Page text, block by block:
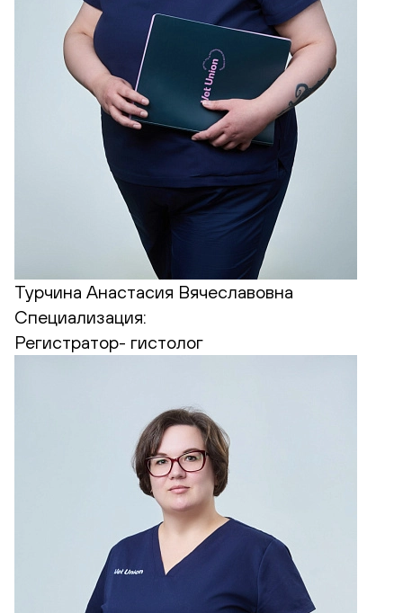
Турчина Анастасия Вячеславовна
Специализация:
Регистратор- гистолог